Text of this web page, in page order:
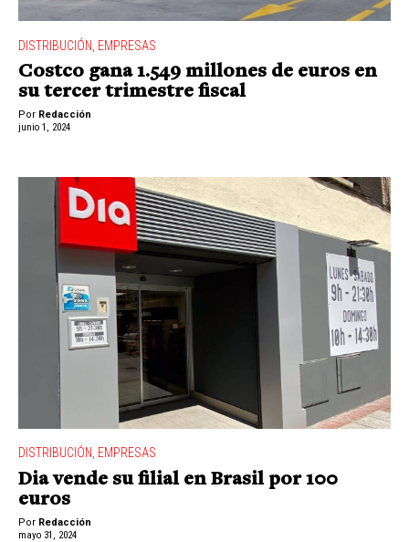
DISTRIBUCIÓN EMPRESAS
Costco gana 1.549 millones de euros en
su tercer trimestre fiscal
Por Redacción
junio 1, 2024
DISTRIBUCIÓN, EMPRESAS
Dia vende su filial en Brasil por 100
euros
Por Redacción
mayo 31, 2024